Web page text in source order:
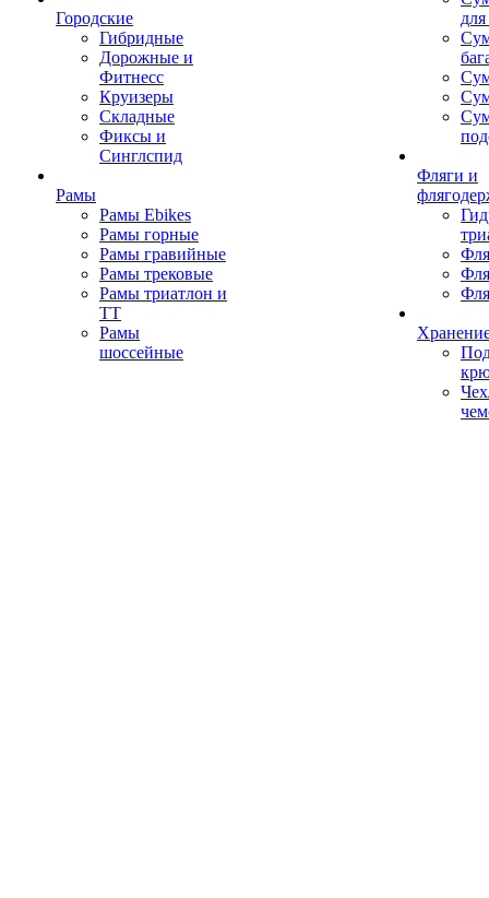
Городские
Гибридные
Дорожные и
Фитнесс
Круизеры
Складные
Фиксы и
Синглспид
Рамы
Рамы Ebikes
Рамы горные
Рамы гравийные
Рамы трековые
Рамы триатлон и
ТТ
Рамы
шоссейные
Фляги и